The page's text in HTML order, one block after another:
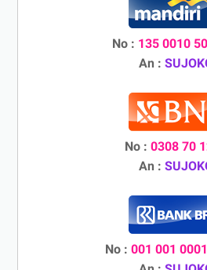
No : 135 0010
An :
No : 0308 70
An :
No : 001 001